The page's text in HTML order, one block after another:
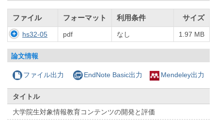
ファイル フォーマット 利用条件 サイズ
hs32-05 pdf なし 1.97 MB
論文情報
ファイル出力 EndNote Basic出力 Mendeley出力
タイトル
大学院生対象情報教育コンテンツの開発と評価